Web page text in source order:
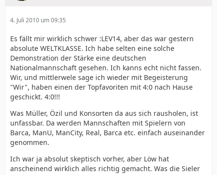
4. Juli 2010 um 09:35
Es fällt mir wirklich schwer :LEV14, aber das war gestern
absolute WELTKLASSE. Ich habe selten eine solche
Demonstration der Stärke eine deutschen
Nationalmannschaft gesehen. Ich kanns echt nicht fassen.
Wir, und mittlerwele sage ich wieder mit Begeisterung
"Wir", haben einen der Topfavoriten mit 4:0 nach Hause
geschickt. 4:0!!!
Was Müller, Özil und Konsorten da aus sich rausholen, ist
unfassbar. Da werden Mannschaften mit Spielern von
Barca, ManU, ManCity, Real, Barca etc. einfach auseinander
genommen.
Ich war ja absolut skeptisch vorher, aber Löw hat
anscheinend wirklich alles richtig gemacht. Was die Sieler